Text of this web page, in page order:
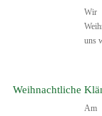
Wir
uns
Weihnachtliche
Am